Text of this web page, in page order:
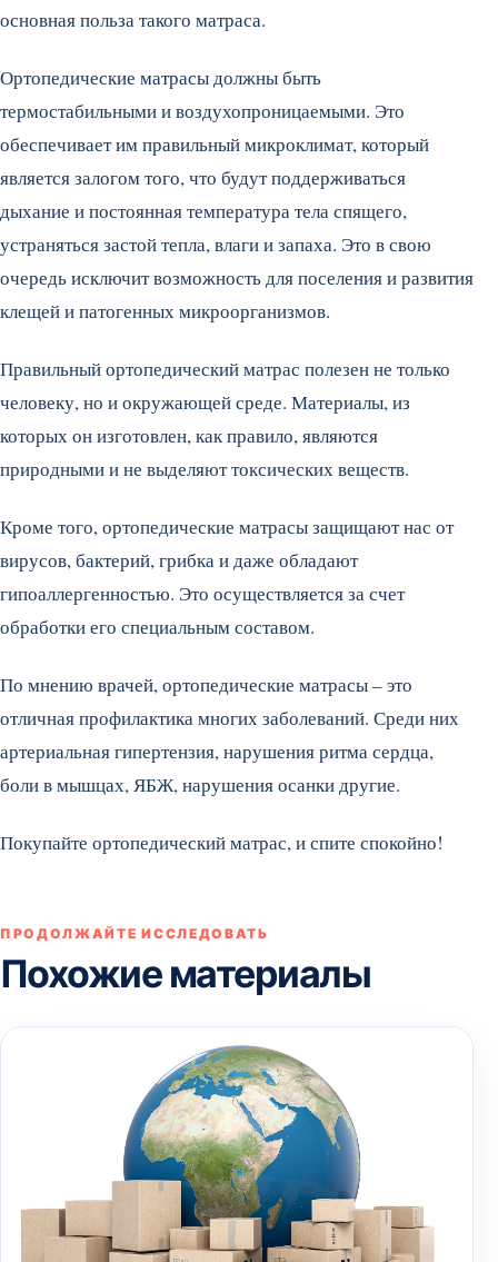
основная польза такого матраса.
Ортопедические матрасы должны быть
термостабильными и воздухопроницаемыми. Это
обеспечивает им правильный микроклимат, который
является залогом того, что будут поддерживаться
дыхание и постоянная температура тела спящего,
устраняться застой тепла, влаги и запаха. Это в свою
очередь исключит возможность для поселения и развития
клещей и патогенных микроорганизмов.
Правильный ортопедический матрас полезен не только
человеку, но и окружающей среде. Материалы, из
которых он изготовлен, как правило, являются
природными и не выделяют токсических веществ.
Кроме того, ортопедические матрасы защищают нас от
вирусов, бактерий, грибка и даже обладают
гипоаллергенностью. Это осуществляется за счет
обработки его специальным составом.
По мнению врачей, ортопедические матрасы – это
отличная профилактика многих заболеваний. Среди них
артериальная гипертензия, нарушения ритма сердца,
боли в мышцах, ЯБЖ, нарушения осанки другие.
Покупайте ортопедический матрас, и спите спокойно!
ПРОДОЛЖАЙТЕ ИССЛЕДОВАТЬ
Похожие материалы